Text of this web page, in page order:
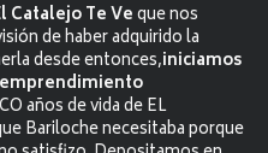
Catalejo Te Veque nos
de haber adquirido la
desde entonces,iniciamos
emprendimiento
años de vida de EL
Bariloche necesitaba porque